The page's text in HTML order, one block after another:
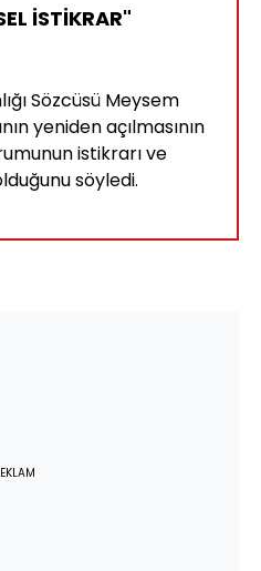
İSTİKRAR"
Sözcüsü Meysem
yeniden açılmasının
istikrarı ve
söyledi.